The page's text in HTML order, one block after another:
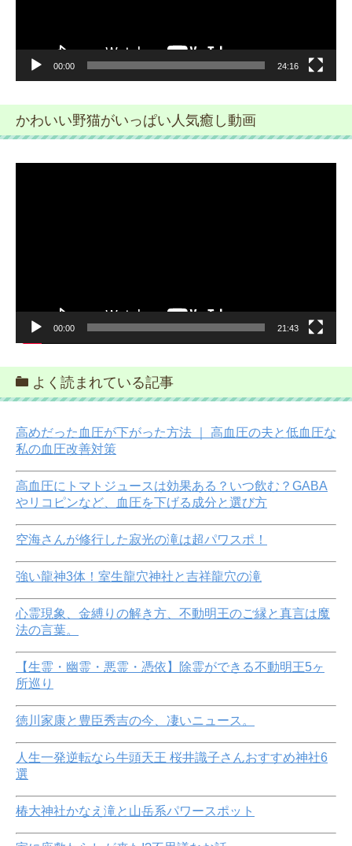
00:00 24:16
かわいい野猫がいっぱい人気癒し動画
00:00 21:43
よく読まれている記事
高めだった血圧が下がった方法 ｜ 高血圧の夫と低血圧な
私の血圧改善対策
高血圧にトマトジュースは効果ある？いつ飲む？GABA
やリコピンなど、血圧を下げる成分と選び方
空海さんが修行した寂光の滝は超パワスポ！
強い龍神3体！室生龍穴神社と吉祥龍穴の滝
心霊現象、金縛りの解き方、不動明王のご縁と真言は魔
法の言葉。
【生霊・幽霊・悪霊・憑依】除霊ができる不動明王5ヶ
所巡り
徳川家康と豊臣秀吉の今、凄いニュース。
人生一発逆転なら牛頭天王 桜井識子さんおすすめ神社6
選
椿大神社かなえ滝と山岳系パワースポット